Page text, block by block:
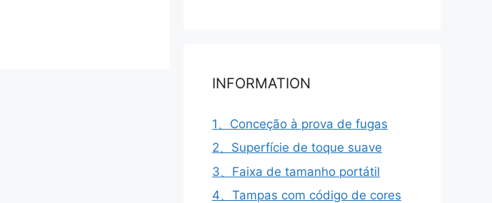
INFORMATION
1、Conceção à prova de fugas
2、Superfície de toque suave
3、Faixa de tamanho portátil
4、Tampas com código de cores